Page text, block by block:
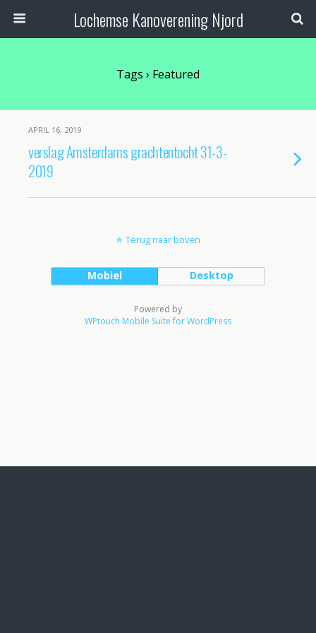
Lochemse Kanoverening Njord
Tags › Featured
APRIL 16, 2019
verslag Amsterdams grachtentocht 31-3-
2019
Terug naar boven
Mobiel Desktop
Powered by
WPtouch Mobile Suite for WordPress